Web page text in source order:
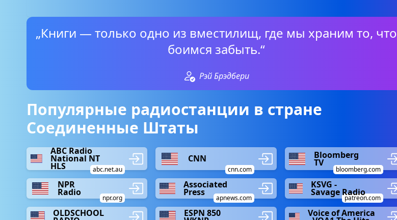
„Книги — только одно из вместилищ, где мы храним то, что
боимся забыть.“
Рэй Брэдбери
Популярные радиостанции в стране
Соединенные Штаты
ABC Radio
National NT
HLS abc.net.au
CNN
cnn.com
Bloomberg
TV
bloomberg.com
NPR
Radio
npr.org
Associated
Press
apnews.com
KSVG -
Savage Radio
patreon.com
OLDSCHOOL ESPN 850 Voice of America